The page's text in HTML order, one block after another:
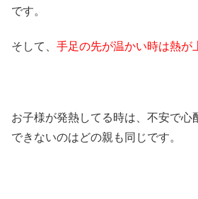
です。
そして、 手足の先が温かい時は熱が
お子様が発熱してる時は、不安で心
できないのはどの親も同じです。